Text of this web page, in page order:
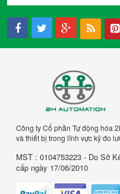
Công ty Cổ phần Tự động hóa
và thiết bị trong lĩnh vực kỹ đo
MST : 0104753223 - Do Sở
cấp ngày 17/06/2010